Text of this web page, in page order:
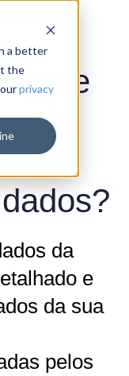
a better
the
privacy
onde
da
e
da sua
pelos